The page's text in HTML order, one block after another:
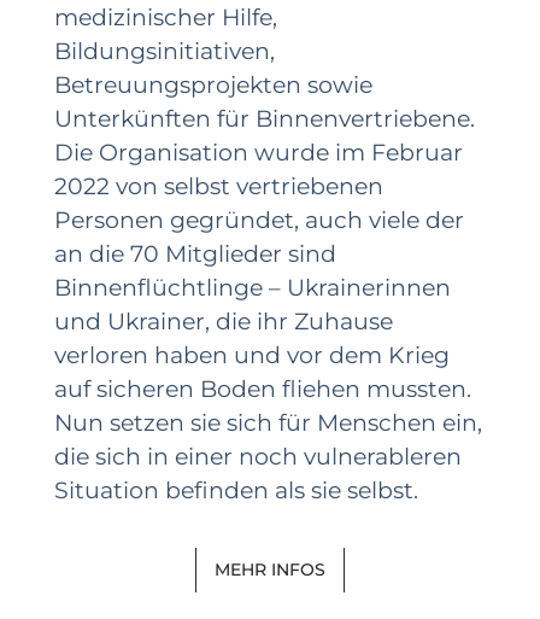
medizinischer Hilfe,
Bildungsinitiativen,
Betreuungsprojekten sowie
Unterkünften für Binnenvertriebene.
Die Organisation wurde im Februar
2022 von selbst vertriebenen
Personen gegründet, auch viele der
an die 70 Mitglieder sind
Binnenflüchtlinge – Ukrainerinnen
und Ukrainer, die ihr Zuhause
verloren haben und vor dem Krieg
auf sicheren Boden fliehen mussten.
Nun setzen sie sich für Menschen ein,
die sich in einer noch vulnerableren
Situation befinden als sie selbst.
MEHR INFOS